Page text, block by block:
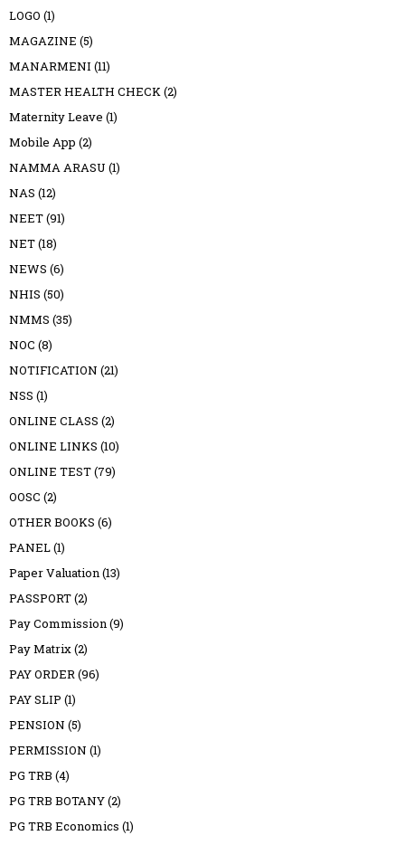
LOGO (1)
MAGAZINE (5)
MANARMENI (11)
MASTER HEALTH CHECK(2)
Maternity Leave (1)
Mobile App (2)
NAMMA ARASU (1)
NAS (12)
NEET(91)
NET(18)
NEWS (6)
NHIS (50)
NMMS (35)
NOC (8)
NOTIFICATION (21)
NSS (1)
ONLINE CLASS (2)
ONLINE LINKS (10)
ONLINE TEST(79)
OOSC (2)
OTHER BOOKS (6)
PANEL(1)
Paper Valuation(13)
PASSPORT(2)
Pay Commission(9)
Pay Matrix(2)
PAY ORDER(96)
PAY SLIP (1)
PENSION (5)
PERMISSION (1)
PG TRB (4)
PG TRB BOTANY(2)
PG TRB Economics (1)